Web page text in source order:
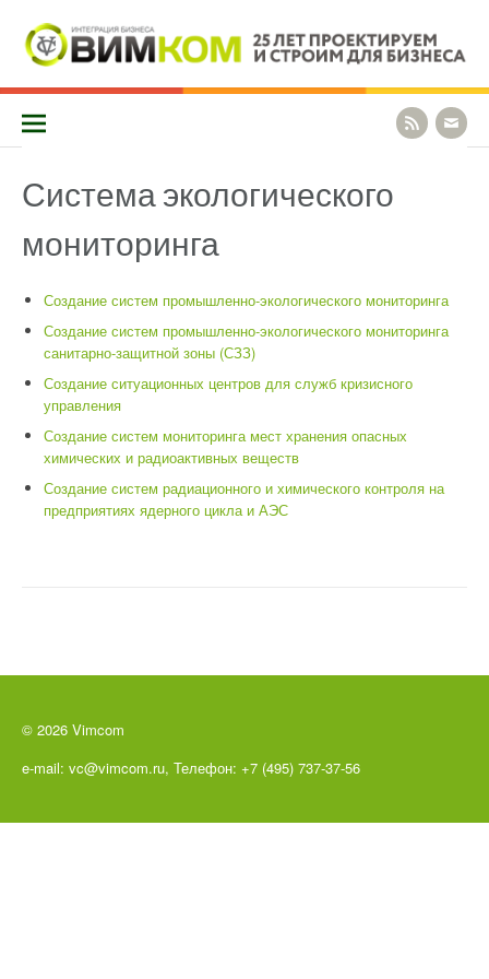
содержимому
КОМПАНИЯ «ВИМКОМ» СПЕЦИАЛИЗИРУЕТСЯ НА СОЗДАНИИ И
ВНЕДРЕНИИ СИСТЕМ МОНИТОРИНГА, ОПОВЕЩЕНИЯ И
БЕЗОПАСНОСТИ КРУПНЫХ ПРЕДПРИЯТИЙ И РЕШЕНИЯХ. МЫ
ОКАЗЫВАЕМ ПОЛНЫЙ КОМПЛЕКС УСЛУГ ОТ ПРЕДПРОЕКТНОГО
ПОДДЕРЖКИ.
Система экологического
мониторинга
Создание систем промышленно-экологического мониторинга
Создание систем промышленно-экологического мониторинга
санитарно-защитной зоны (СЗЗ)
Создание ситуационных центров для служб кризисного
управления
Создание систем мониторинга мест хранения опасных
химических и радиоактивных веществ
Создание систем радиационного и химического контроля на
предприятиях ядерного цикла и АЭС
© 2026 Vimcom
e-mail: vc@vimcom.ru, Телефон: +7 (495) 737-37-56